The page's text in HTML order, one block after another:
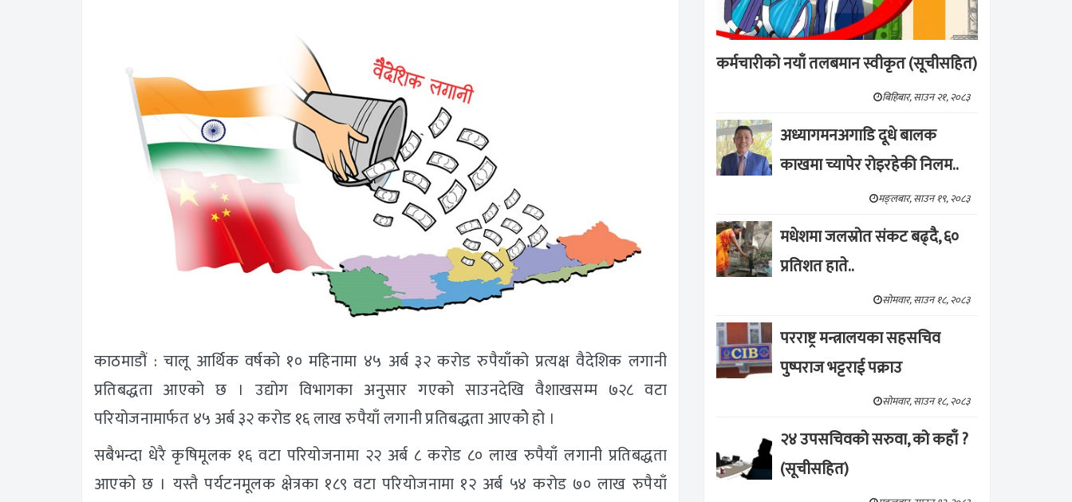
काठमाडौं : चालू आर्थिक वर्षको १० महिनामा ४५ अर्ब ३२ करोड रुपैयाँको प्रत्यक्ष वैदेशिक लगानी
प्रतिबद्धता आएको छ । उद्योग विभागका अनुसार गएको साउनदेखि वैशाखसम्म ७२८ वटा
परियोजनामार्फत ४५ अर्ब ३२ करोड १६ लाख रुपैयाँ लगानी प्रतिबद्धता आएकोे हो ।
सबैभन्दा धेरै कृषिमूलक १६ वटा परियोजनामा २२ अर्ब ८ करोड ८० लाख रुपैयाँ लगानी प्रतिबद्धता
आएको छ । यस्तै पर्यटनमूलक क्षेत्रका १८९ वटा परियोजनामा १२ अर्ब ५४ करोड ७० लाख रुपैयाँ
कर्मचारीको नयाँ तलबमान स्वीकृत (सूचीसहित)
बिहिबार, साउन २१, २०८३
अध्यागमनअगाडि दूधे बालक
काखमा च्यापेर रोइरहेकी निलम..
मङ्लबार, साउन १९, २०८३
मधेशमा जलस्रोत संकट बढ्दै, ६०
प्रतिशत हाते..
सोमवार, साउन १८, २०८३
परराष्ट्र मन्त्रालयका सहसचिव
पुष्पराज भट्टराई पक्राउ
सोमवार, साउन १८, २०८३
२४ उपसचिवको सरुवा, को कहाँ ?
(सूचीसहित)